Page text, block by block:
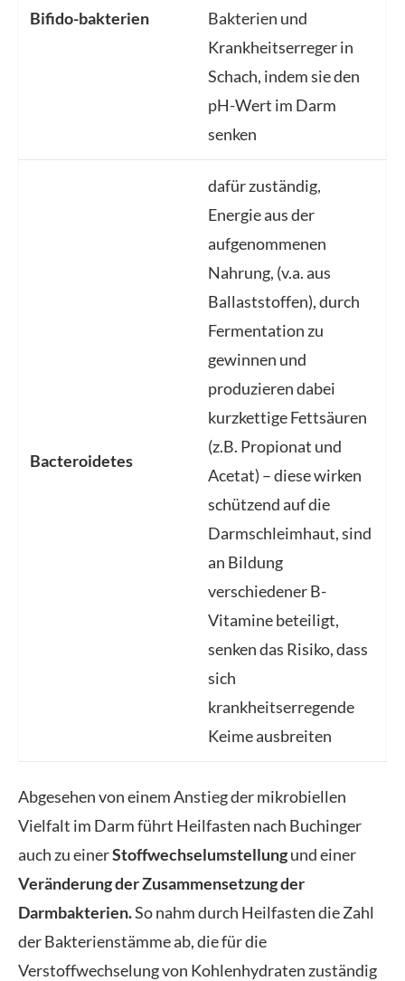
Bifido-bakterien
Bakterien und
Krankheitserreger in
Schach, indem sie den
pH-Wert im Darm
senken
Bacteroidetes
dafür zuständig,
Energie aus der
aufgenommenen
Nahrung, (v.a. aus
Ballaststoffen), durch
Fermentation zu
gewinnen und
produzieren dabei
kurzkettige Fettsäuren
(z.B. Propionat und
Acetat) – diese wirken
schützend auf die
Darmschleimhaut, sind
an Bildung
verschiedener B-
Vitamine beteiligt,
senken das Risiko, dass
sich
krankheitserregende
Keime ausbreiten
Abgesehen von einem Anstieg der mikrobiellen
Vielfalt im Darm führt Heilfasten nach Buchinger
auch zu einerStoffwechselumstellungund einer
Veränderung der Zusammensetzung der
Darmbakterien.So nahm durch Heilfasten die Zahl
der Bakterienstämme ab, die für die
Verstoffwechselung von Kohlenhydraten zuständig